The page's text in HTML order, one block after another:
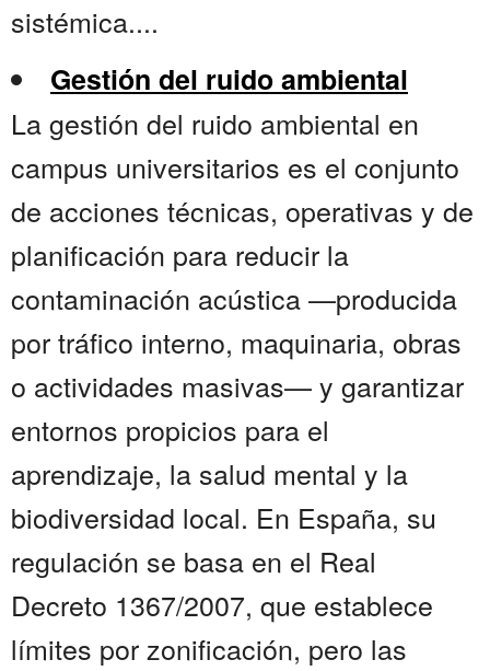
sistémica....
Gestión del ruido ambiental
La gestión del ruido ambiental en
campus universitarios es el conjunto
de acciones técnicas, operativas y de
planificación para reducir la
contaminación acústica —producida
por tráfico interno, maquinaria, obras
o actividades masivas— y garantizar
entornos propicios para el
aprendizaje, la salud mental y la
biodiversidad local. En España, su
regulación se basa en el Real
Decreto 1367/2007, que establece
límites por zonificación, pero las